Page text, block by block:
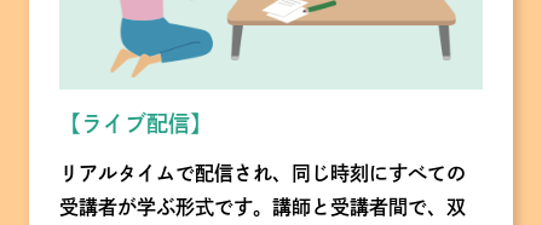
【ライブ配信】
リアルタイムで配信され、同じ時刻にすべての
受講者が学ぶ形式です。講師と受講者間で、双